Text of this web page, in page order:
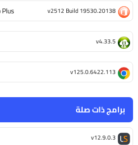
برامج ذات صلة
v12.9.0.3
v2512 Build 19530.20138
v4.33.5
v125.0.6422.113